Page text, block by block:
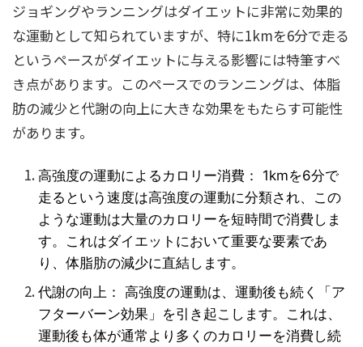
ジョギングやランニングはダイエットに非常に効果的
な運動として知られていますが、特に1kmを6分で走る
というペースがダイエットに与える影響には特筆すべ
き点があります。このペースでのランニングは、体脂
肪の減少と代謝の向上に大きな効果をもたらす可能性
があります。
高強度の運動によるカロリー消費： 1kmを6分で
走るという速度は高強度の運動に分類され、この
ような運動は大量のカロリーを短時間で消費しま
す。これはダイエットにおいて重要な要素であ
り、体脂肪の減少に直結します。
代謝の向上： 高強度の運動は、運動後も続く「ア
フターバーン効果」を引き起こします。これは、
運動後も体が通常より多くのカロリーを消費し続